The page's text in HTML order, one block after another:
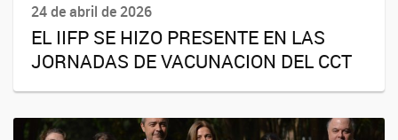
24 de abril de 2026
EL IIFP SE HIZO PRESENTE EN LAS
JORNADAS DE VACUNACION DEL CCT